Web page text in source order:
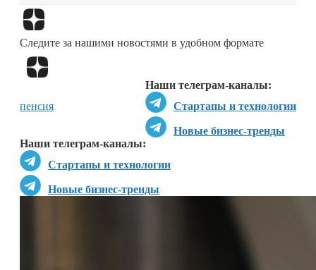
Следите за нашими новостями в удобном формате
Наши телеграм-каналы:
Стартапы и технологии
Новые бизнес-тренды
Наши телеграм-каналы:
Стартапы и технологии
Новые бизнес-тренды
пенсия